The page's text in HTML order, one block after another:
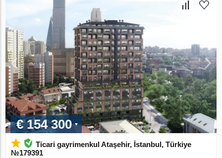
€ 154 300
Ticari gayrimenkul Ataşehir, İstanbul, Türkiye
№179391